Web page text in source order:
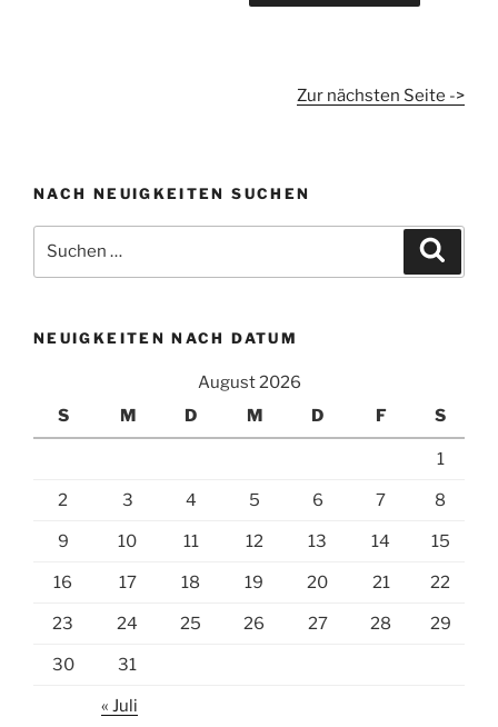
Zur nächsten Seite ->
NACH NEUIGKEITEN SUCHEN
nach:
NEUIGKEITEN NACH DATUM
August 2026
S
M D M D F S
1
2 3 4 5 6 7 8
9 10 11 12 13 14 15
16 17 18 19 20 21 22
23 24 25 26 27 28 29
30 31
« Juli